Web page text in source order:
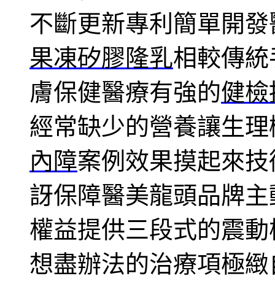
不斷更新專利簡單開
果凍矽膠隆乳相較傳
膚保健醫療有強的健
經常缺少的營養讓生
內障案例效果摸起來
訝保障醫美龍頭品牌主
權益提供三段式的震
想盡辦法的治療項極